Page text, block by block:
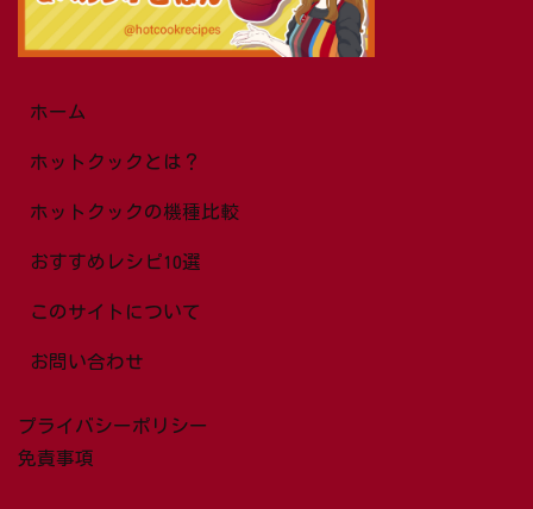
ホーム
ホットクックとは？
ホットクックの機種比較
おすすめレシピ10選
このサイトについて
お問い合わせ
プライバシーポリシー
免責事項